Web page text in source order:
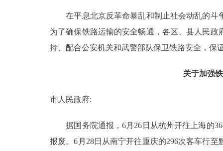
12345网上接诉即办
在平息北京反革命暴乱和制止社会动乱的斗
为了确保铁路运输的安全畅通，各区、县人民
持、配合公安机关和武警部队保卫铁路安全，保
关于加强
市人民政府:
据国务院通报，6月26日从杭州开往上海的
报废。6月28日从南宁开往重庆的296次客车行